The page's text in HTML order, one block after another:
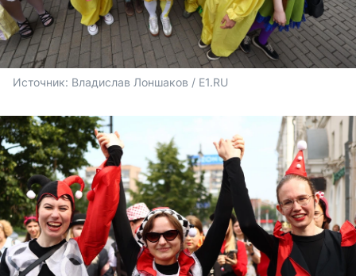
Источник: Владислав Лоншаков / E1.RU